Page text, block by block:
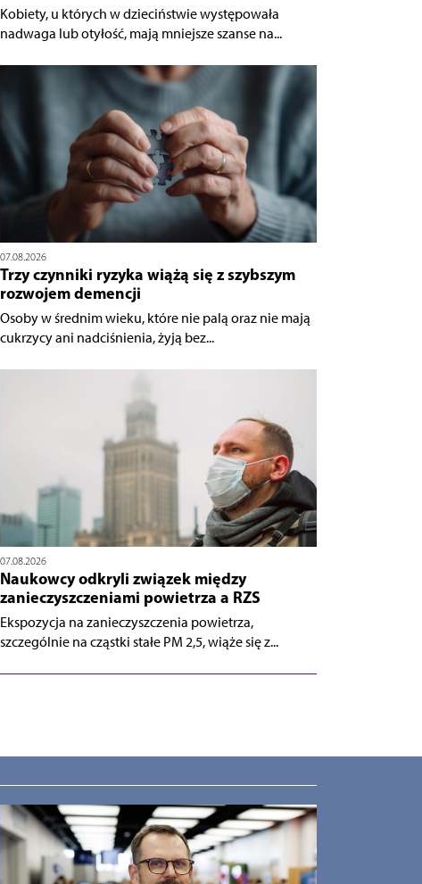
Kobiety, u których w dzieciństwie występowała
nadwaga lub otyłość, mają mniejsze szanse na...
07.08.2026
Trzy czynniki ryzyka wiążą się z szybszym
rozwojem demencji
Osoby w średnim wieku, które nie palą oraz nie mają
cukrzycy ani nadciśnienia, żyją bez...
07.08.2026
Naukowcy odkryli związek między
zanieczyszczeniami powietrza a RZS
Ekspozycja na zanieczyszczenia powietrza,
szczególnie na cząstki stałe PM 2,5, wiąże się z...